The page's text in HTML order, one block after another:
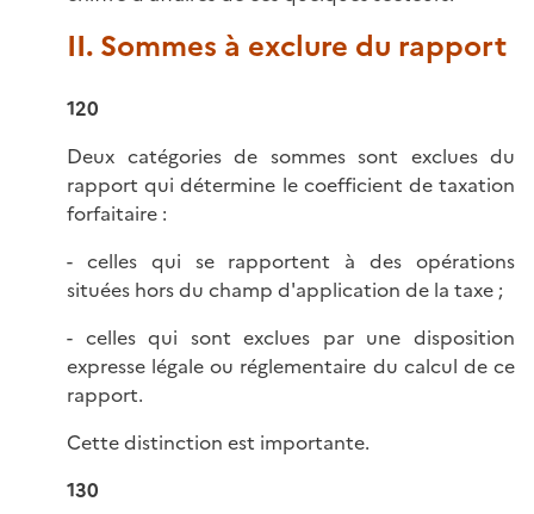
II. Sommes à exclure du rapport
120
Deux catégories de sommes sont exclues du
rapport qui détermine le coefficient de taxation
forfaitaire :
- celles qui se rapportent à des opérations
situées hors du champ d'application de la taxe ;
- celles qui sont exclues par une disposition
expresse légale ou réglementaire du calcul de ce
rapport.
Cette distinction est importante.
130